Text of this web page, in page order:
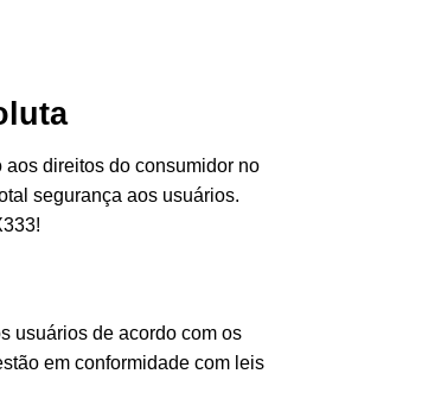
direitos do consumidor no
segurança aos usuários.
usuários de acordo com os
em conformidade com leis